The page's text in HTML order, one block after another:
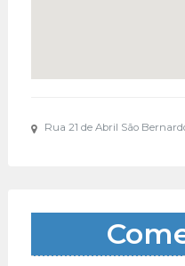
Rua 21 de Abril São